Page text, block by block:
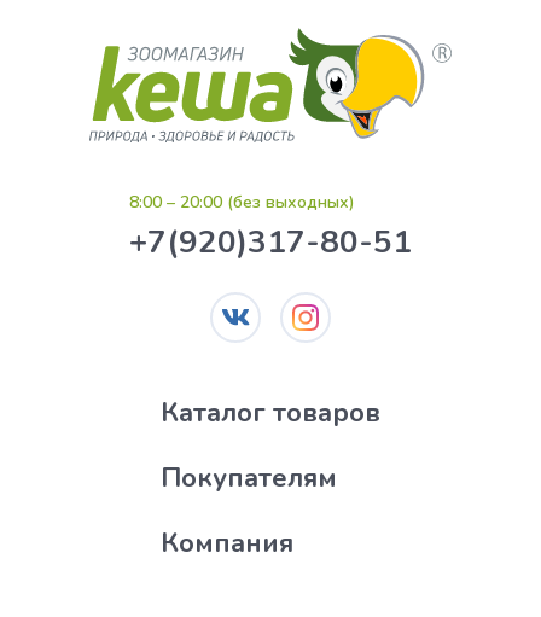
8:00 – 20:00 (без выходных)
+7(920)317-80-51
Каталог товаров
Покупателям
Компания